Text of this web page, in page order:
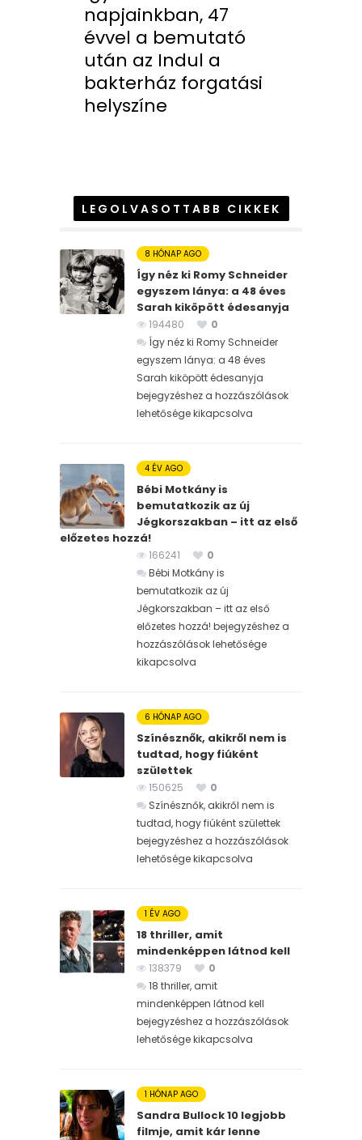
napjainkban, 47
évvel a bemutató
után az Indul a
bakterház forgatási
helyszíne
LEGOLVASOTTABB CIKKEK
8 HÓNAP AGO
Így néz ki Romy Schneider
egyszem lánya: a 48 éves
Sarah kiköpött édesanyja
194480
0
Így néz ki Romy Schneider
egyszem lánya: a 48 éves
Sarah kiköpött édesanyja
bejegyzéshez a hozzászólások
lehetősége kikapcsolva
4 ÉV AGO
Bébi Motkány is
bemutatkozik az új
Jégkorszakban – itt az első
előzetes hozzá!
166241
0
Bébi Motkány is
bemutatkozik az új
Jégkorszakban – itt az első
előzetes hozzá! bejegyzéshez a
hozzászólások lehetősége
kikapcsolva
6 HÓNAP AGO
Színésznők, akikről nem is
tudtad, hogy fiúként
születtek
150625
0
Színésznők, akikről nem is
tudtad, hogy fiúként születtek
bejegyzéshez a hozzászólások
lehetősége kikapcsolva
1 ÉV AGO
18 thriller, amit
mindenképpen látnod kell
138379
0
18 thriller, amit
mindenképpen látnod kell
bejegyzéshez a hozzászólások
lehetősége kikapcsolva
1 HÓNAP AGO
Sandra Bullock 10 legjobb
filmje, amit kár lenne